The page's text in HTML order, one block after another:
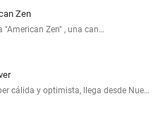
Zen
"American Zen" , una can…
cálida y optimista, llega desde Nue…